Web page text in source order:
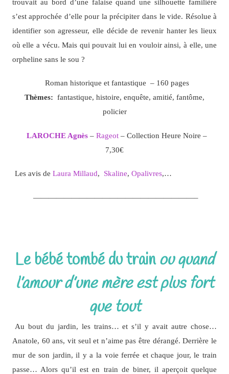
trouvait au bord d’une falaise quand une silhouette familière
s’est approchée d’elle pour la précipiter dans le vide. Résolue à
identifier son agresseur, elle décide de revenir hanter les lieux
où elle a vécu. Mais qui pouvait lui en vouloir ainsi, à elle, une
orpheline sans le sou ?
Roman historique et fantastique – 160 pages
Thèmes: fantastique, histoire, enquête, amitié, fantôme,
policier
LAROCHE Agnès – Rageot – Collection Heure Noire –
7,30€
Les avis de Laura Millaud, Skaline, Opalivres,…
—————————————————————–
Le bébé tombé du trainou quand
l’amour d’une mère est plus fort
que tout
Au bout du jardin, les trains… et s’il y avait autre chose…
Anatole, 60 ans, vit seul et n’aime pas être dérangé. Derrière le
mur de son jardin, il y a la voie ferrée et chaque jour, le train
passe… Alors qu’il est en train de biner, il aperçoit quelque